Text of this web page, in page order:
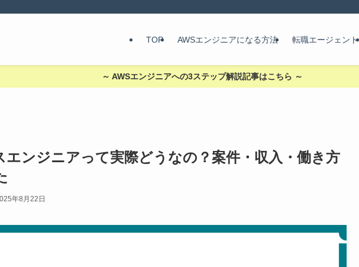
TOP AWSエンジニアになる方法 転職エージェント
～ AWSエンジニアへの3ステップ解説記事はこちら ～
エンジニアって実際どうなの？案件・収入・働き方
年8月22日